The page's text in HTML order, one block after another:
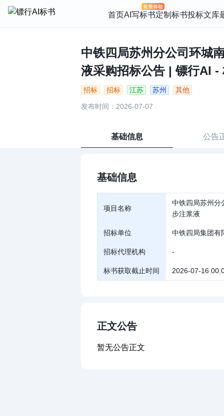
首页AI写标书定制标书投标文库
中铁四局苏州分公司环城
液采购招标公告 | 镖行AI -
招标 招标 江苏 苏州 其他
发布时间：2026-07-07
基础信息 公告
基础信息
项目名称
中铁四局苏州分
步注浆液
招标单位 中铁四局集团有
招标代理机构 -
标书获取截止时间 2026-07-16
正文公告
暂无公告正文